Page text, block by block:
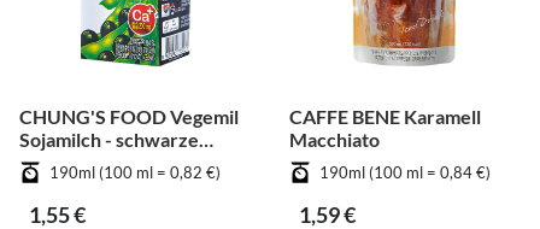
CHUNG'S FOOD Vegemil
Sojamilch - schwarze
Bohnen190ml (100 ml = 0,82 €)
1,55 €
CAFFE BENE Karamell
Macchiato
190ml (100 ml = 0,84 €)
1,59 €